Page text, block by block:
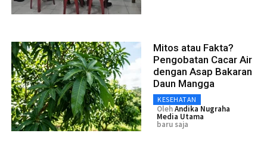
Mitos atau Fakta?
Pengobatan Cacar Air
dengan Asap Bakaran
Daun Mangga
KESEHATAN
OlehAndika Nugraha
Media Utama
baru saja